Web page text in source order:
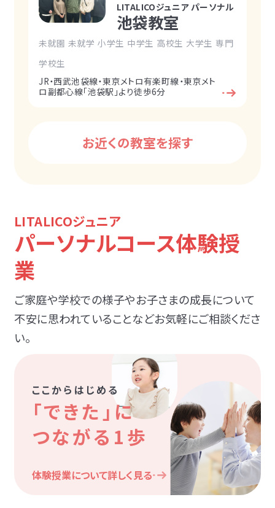
LITALICOジュニア パーソナル
池袋教室
未就園 未就学 小学生 中学生 高校生 大学生 専門
学校生
JR・西武池袋線・東京メトロ有楽町線・東京メト
ロ副都心線「池袋駅」より徒歩6分
お近くの教室を探す
LITALICOジュニア
パーソナルコース体験授
業
ご家庭や学校での様子やお子さまの成長について
不安に思われていることなどお気軽にご相談くださ
い。
ここからはじめる
「できた」に
つながる1歩
体験授業について詳しく見る